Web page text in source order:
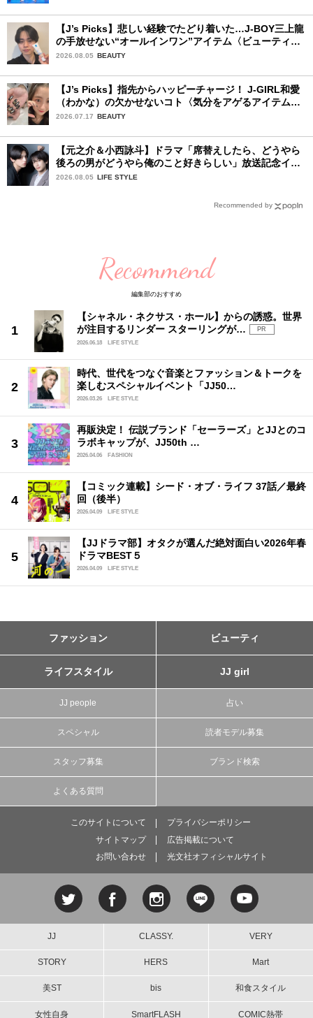
【J’s Picks】悲しい経験でたどり着いた…J-BOY三上龍
の手放せない“オールインワン”アイテム〈ビューティ＆
ファッション夏の必需品〉
2026.08.05 BEAUTY
【J’s Picks】指先からハッピーチャージ！ J-GIRL和愛
（わかな）の欠かせないコト〈気分をアゲるアイテム＆
ルーティーン〉
2026.07.17 BEAUTY
【元之介＆小西詠斗】ドラマ「席替えしたら、どうやら
後ろの男がどうやら俺のこと好きらしい」放送記念イン
タビュー♡ 「自然と詠斗くんが可愛く見えたんです」
2026.08.05 LIFE STYLE
Recommended by
Recommend
編集部のおすすめ
【シャネル・ネクサス・ホール】からの誘惑。世界
が注目するリンダー スターリングが…
PR
2026.06.18
LIFE STYLE
時代、世代をつなぐ音楽とファッション＆トークを
楽しむスペシャルイベント「JJ50…
2026.03.26 LIFE STYLE
再販決定！ 伝説ブランド「セーラーズ」とJJとのコ
ラボキャップが、JJ50th …
2026.04.06 FASHION
【コミック連載】シード・オブ・ライフ 37話／最終
回（後半）
2026.04.09 LIFE STYLE
【JJドラマ部】オタクが選んだ絶対面白い2026年春
ドラマBEST５
2026.04.09 LIFE STYLE
ファッション ビューティ
ライフスタイル JJ girl
JJ people 占い
スペシャル 読者モデル募集
スタッフ募集 ブランド検索
よくある質問
このサイトについて
プライバシーポリシー
サイトマップ
広告掲載について
お問い合わせ
光文社オフィシャルサイト
JJ CLASSY. VERY
STORY HERS Mart
美ST bis 和食スタイル
女性自身 SmartFLASH COMIC熱帯